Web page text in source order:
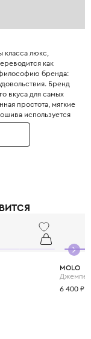
класса люкс,
как
бренда:
Бренд
вкуса для самых
простота, мягкие
используется
а также кружева
коллекции:
и наряды на
французской
о сладких
MOLO
6 400 ₽